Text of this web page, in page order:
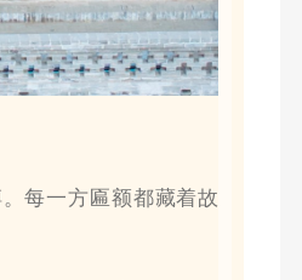
每一方匾额都藏着故